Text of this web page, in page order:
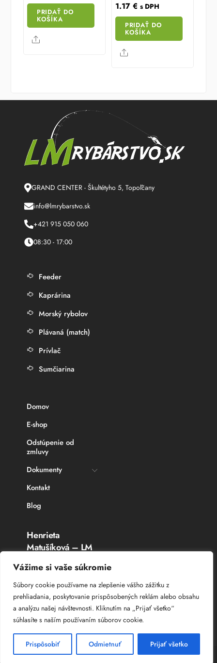
Vážime si vaše súkromie
Súbory cookie používame na zlepšenie vášho zážitku z
prehliadania, poskytovanie prispôsobených reklám alebo obsahu
a analýzu našej návštevnosti. Kliknutím na „Prijať všetko“
súhlasíte s naším používaním súborov cookie.
Prispôsobiť Odmietnuť Prijať všetko
PRIDAŤ DO
KOŠÍKA
Share
1.17 € s DPH
PRIDAŤ DO
KOŠÍKA
Share
GRAND CENTER - Škultétyho 5, Topoľčany
info@lmrybarstvo.sk
+421 915 050 060
08:30 - 17:00
Feeder
Kaprárina
Morský rybolov
Plávaná (match)
Prívlač
Sumčiarina
Domov
E-shop
Odstúpenie od
zmluvy
Dokumenty
Kontakt
Blog
Henrieta
Matušíková – LM
Rybárske potreby
Topoľčany
IČO: 336 764 53
DIČ: 102 044 8385
© CopyrightWeb Studio – Tvorba web stránok2025